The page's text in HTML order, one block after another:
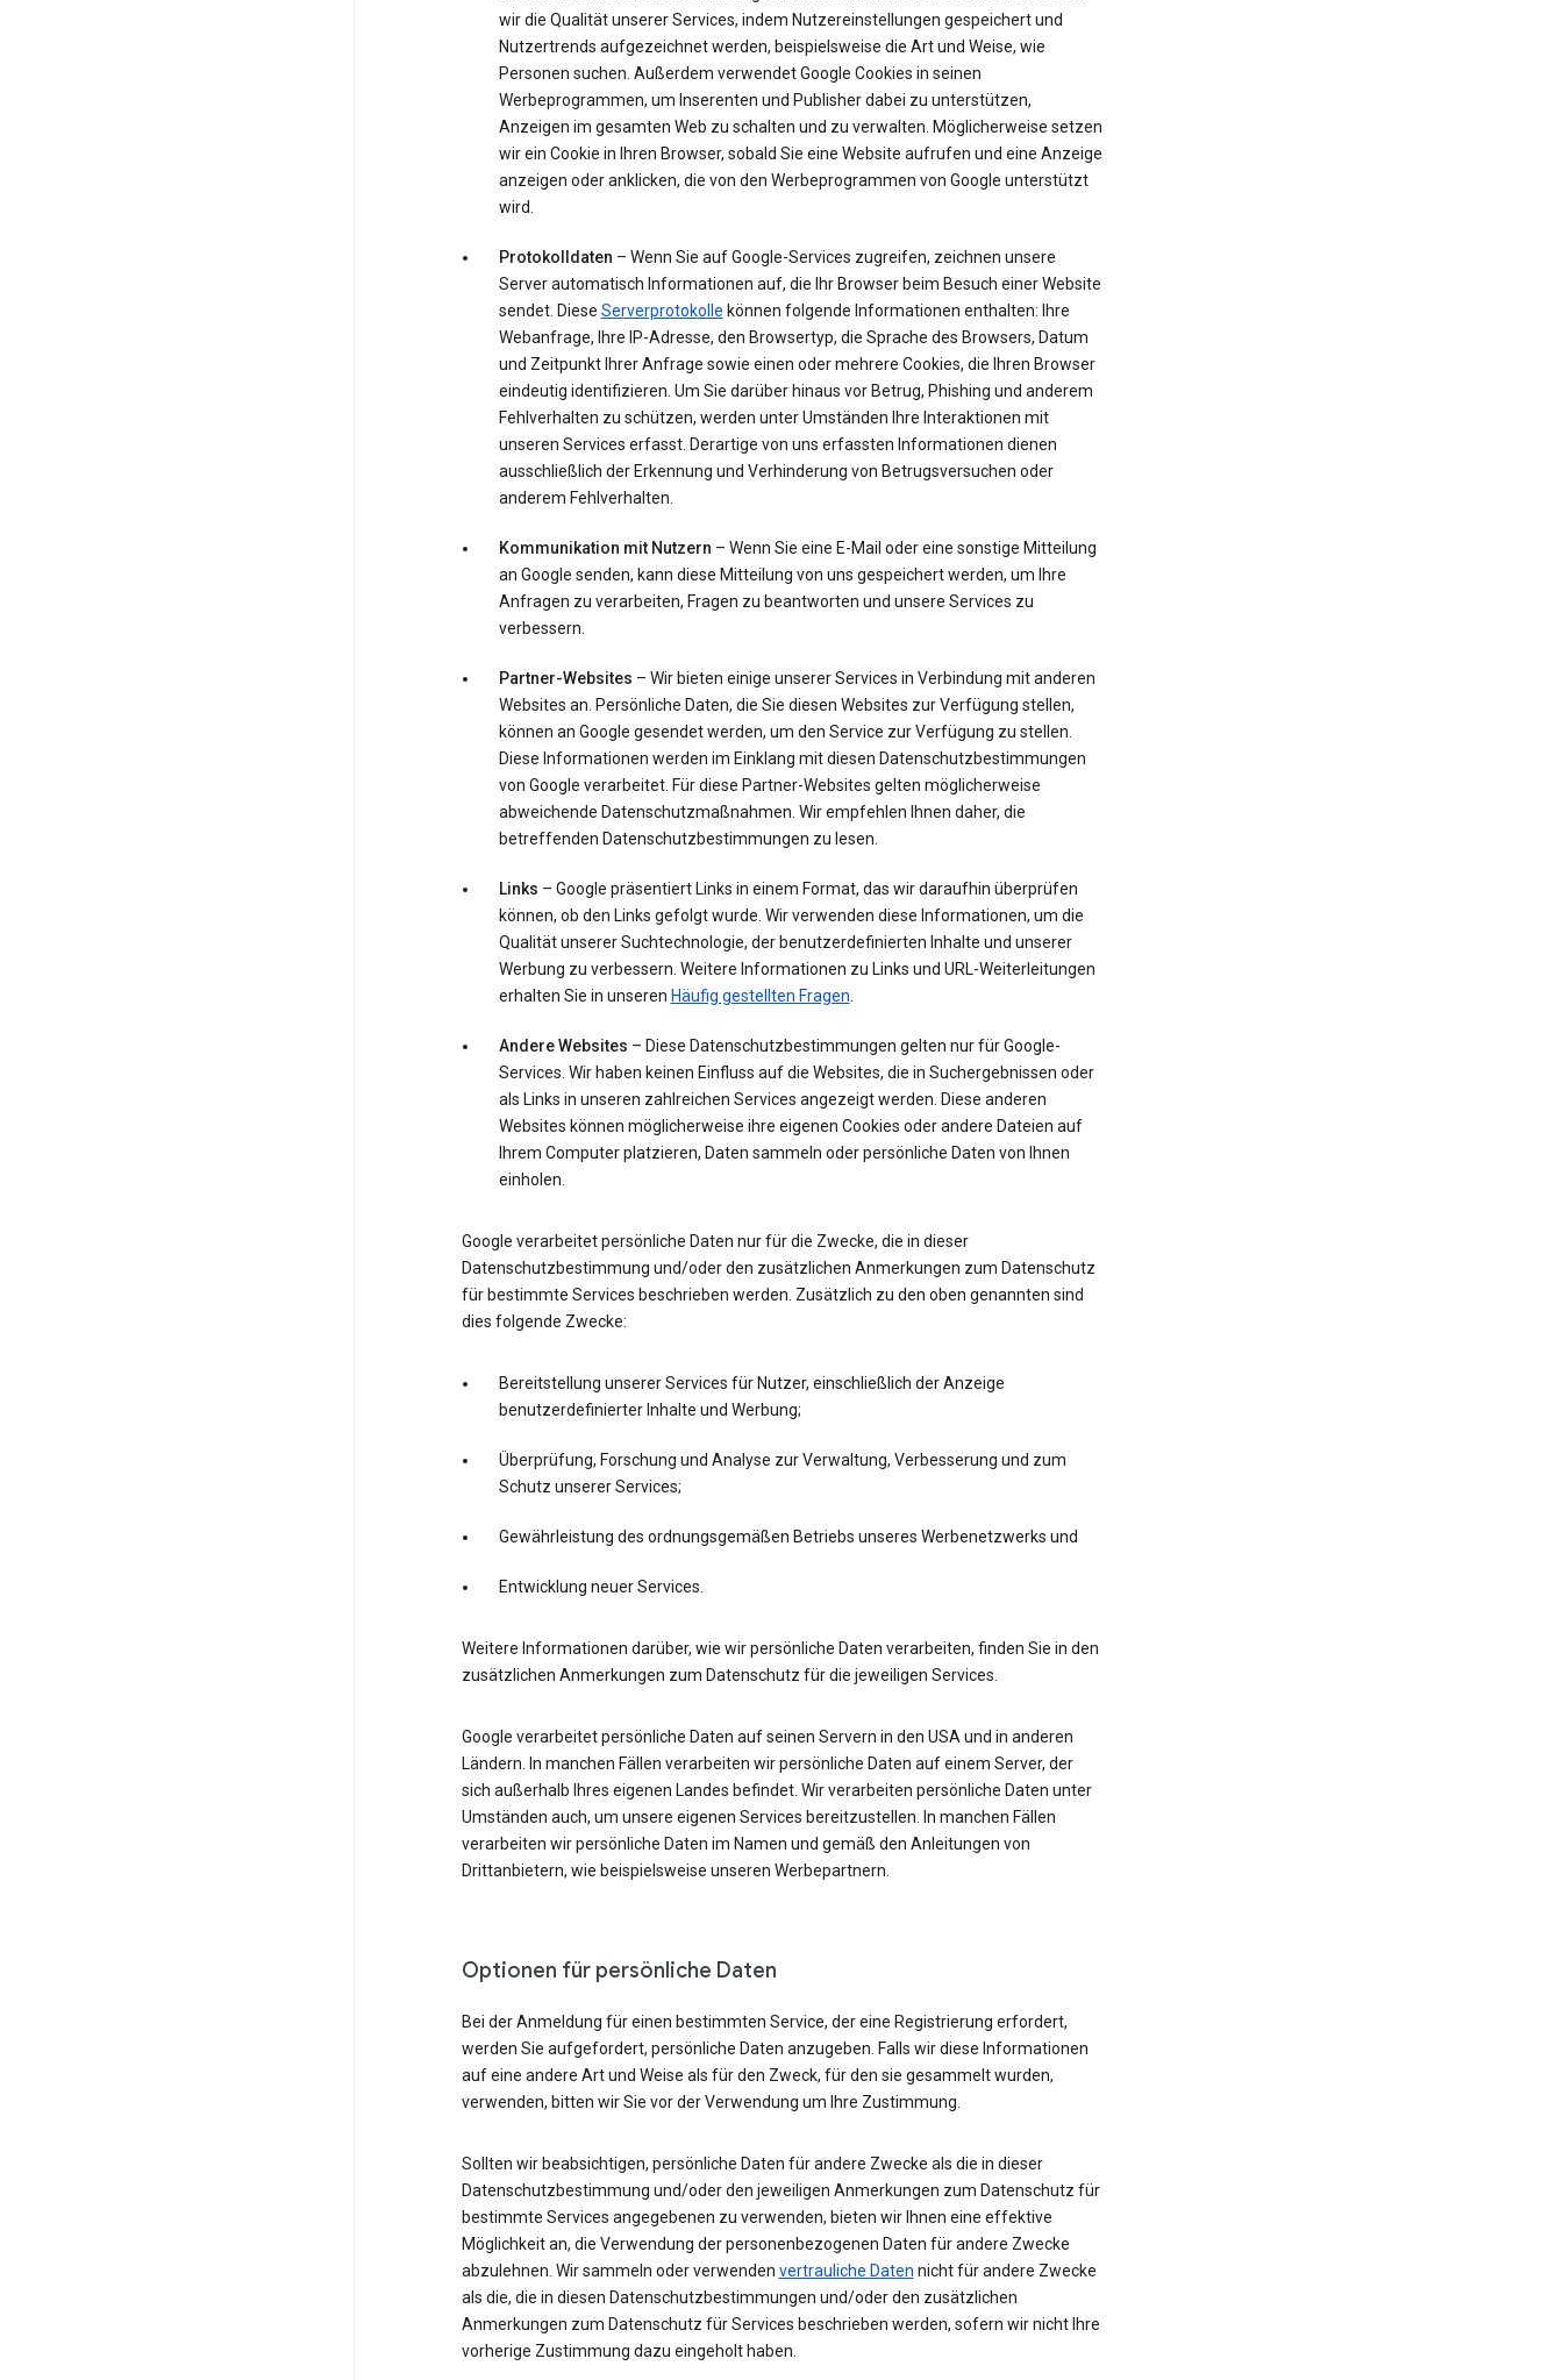
wir die Qualität unserer Services, indem Nutzereinstellungen gespeichert und
Nutzertrends aufgezeichnet werden, beispielsweise die Art und Weise, wie
Personen suchen. Außerdem verwendet Google Cookies in seinen
Werbeprogrammen, um Inserenten und Publisher dabei zu unterstützen,
Anzeigen im gesamten Web zu schalten und zu verwalten. Möglicherweise setzen
wir ein Cookie in Ihren Browser, sobald Sie eine Website aufrufen und eine Anzeige
anzeigen oder anklicken, die von den Werbeprogrammen von Google unterstützt
wird.
Protokolldaten – Wenn Sie auf Google-Services zugreifen, zeichnen unsere
Server automatisch Informationen auf, die Ihr Browser beim Besuch einer Website
sendet. Diese Serverprotokolle können folgende Informationen enthalten: Ihre
Webanfrage, Ihre IP-Adresse, den Browsertyp, die Sprache des Browsers, Datum
und Zeitpunkt Ihrer Anfrage sowie einen oder mehrere Cookies, die Ihren Browser
eindeutig identifizieren. Um Sie darüber hinaus vor Betrug, Phishing und anderem
Fehlverhalten zu schützen, werden unter Umständen Ihre Interaktionen mit
unseren Services erfasst. Derartige von uns erfassten Informationen dienen
ausschließlich der Erkennung und Verhinderung von Betrugsversuchen oder
anderem Fehlverhalten.
Kommunikation mit Nutzern – Wenn Sie eine E-Mail oder eine sonstige Mitteilung
an Google senden, kann diese Mitteilung von uns gespeichert werden, um Ihre
Anfragen zu verarbeiten, Fragen zu beantworten und unsere Services zu
verbessern.
Partner-Websites – Wir bieten einige unserer Services in Verbindung mit anderen
Websites an. Persönliche Daten, die Sie diesen Websites zur Verfügung stellen,
können an Google gesendet werden, um den Service zur Verfügung zu stellen.
Diese Informationen werden im Einklang mit diesen Datenschutzbestimmungen
von Google verarbeitet. Für diese Partner-Websites gelten möglicherweise
abweichende Datenschutzmaßnahmen. Wir empfehlen Ihnen daher, die
betreffenden Datenschutzbestimmungen zu lesen.
Links – Google präsentiert Links in einem Format, das wir daraufhin überprüfen
können, ob den Links gefolgt wurde. Wir verwenden diese Informationen, um die
Qualität unserer Suchtechnologie, der benutzerdefinierten Inhalte und unserer
Werbung zu verbessern. Weitere Informationen zu Links und URL-Weiterleitungen
erhalten Sie in unseren Häufig gestellten Fragen
Andere Websites – Diese Datenschutzbestimmungen gelten nur für Google-
Services. Wir haben keinen Einfluss auf die Websites, die in Suchergebnissen oder
als Links in unseren zahlreichen Services angezeigt werden. Diese anderen
Websites können möglicherweise ihre eigenen Cookies oder andere Dateien auf
Ihrem Computer platzieren, Daten sammeln oder persönliche Daten von Ihnen
einholen.
Google verarbeitet persönliche Daten nur für die Zwecke, die in dieser
Datenschutzbestimmung und/oder den zusätzlichen Anmerkungen zum Datenschutz
für bestimmte Services beschrieben werden. Zusätzlich zu den oben genannten sind
dies folgende Zwecke:
Bereitstellung unserer Services für Nutzer, einschließlich der Anzeige
benutzerdefinierter Inhalte und Werbung;
Überprüfung, Forschung und Analyse zur Verwaltung, Verbesserung und zum
Schutz unserer Services;
Gewährleistung des ordnungsgemäßen Betriebs unseres Werbenetzwerks und
Entwicklung neuer Services.
Weitere Informationen darüber, wie wir persönliche Daten verarbeiten, finden Sie in den
zusätzlichen Anmerkungen zum Datenschutz für die jeweiligen Services.
Google verarbeitet persönliche Daten auf seinen Servern in den USA und in anderen
Ländern. In manchen Fällen verarbeiten wir persönliche Daten auf einem Server, der
sich außerhalb Ihres eigenen Landes befindet. Wir verarbeiten persönliche Daten unter
Umständen auch, um unsere eigenen Services bereitzustellen. In manchen Fällen
verarbeiten wir persönliche Daten im Namen und gemäß den Anleitungen von
Drittanbietern, wie beispielsweise unseren Werbepartnern.
Optionen für persönliche Daten
Bei der Anmeldung für einen bestimmten Service, der eine Registrierung erfordert,
werden Sie aufgefordert, persönliche Daten anzugeben. Falls wir diese Informationen
auf eine andere Art und Weise als für den Zweck, für den sie gesammelt wurden,
verwenden, bitten wir Sie vor der Verwendung um Ihre Zustimmung.
Sollten wir beabsichtigen, persönliche Daten für andere Zwecke als die in dieser
Datenschutzbestimmung und/oder den jeweiligen Anmerkungen zum Datenschutz für
bestimmte Services angegebenen zu verwenden, bieten wir Ihnen eine effektive
Möglichkeit an, die Verwendung der personenbezogenen Daten für andere Zwecke
abzulehnen. Wir sammeln oder verwenden vertrauliche Daten nicht für andere Zwecke
als die, die in diesen Datenschutzbestimmungen und/oder den zusätzlichen
Anmerkungen zum Datenschutz für Services beschrieben werden, sofern wir nicht Ihre
vorherige Zustimmung dazu eingeholt haben.